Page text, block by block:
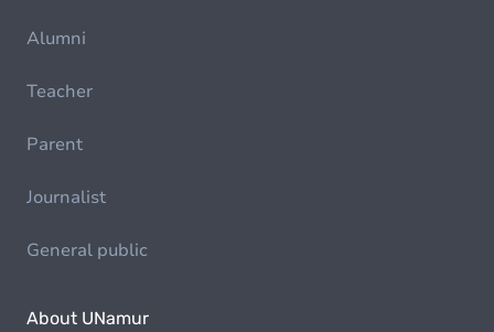
Alumni
Teacher
Parent
Journalist
General public
About UNamur